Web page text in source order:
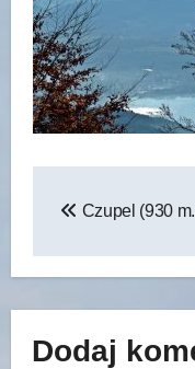
wpisu
Czupel (930
Dodaj